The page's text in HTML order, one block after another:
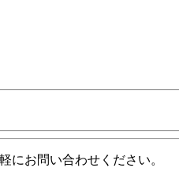
にお問い合わせください。